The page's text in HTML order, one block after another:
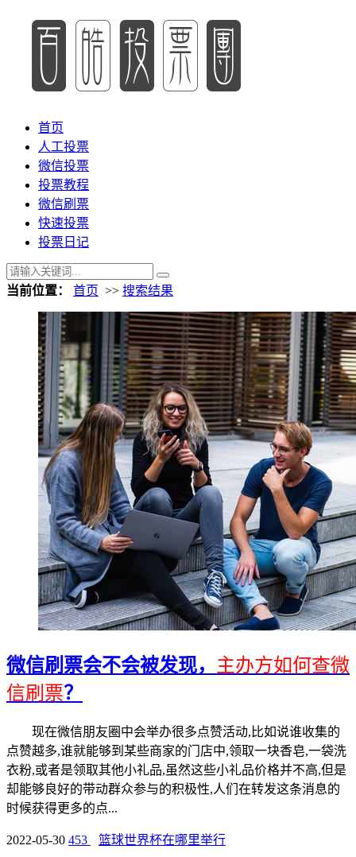
首页
人工投票
微信投票
投票教程
微信刷票
快速投票
投票日记
当前位置： 首页 >> 搜索结果
微信刷票会不会被发现， 主办方如何查微
信刷票？
现在微信朋友圈中会举办很多点赞活动,比如说谁收集的
点赞越多,谁就能够到某些商家的门店中,领取一块香皂,一袋洗
衣粉,或者是领取其他小礼品,虽然这些小礼品价格并不高,但是
却能够良好的带动群众参与的积极性,人们在转发这条消息的
时候获得更多的点...
2022-05-30 453 篮球世界杯在哪里举行